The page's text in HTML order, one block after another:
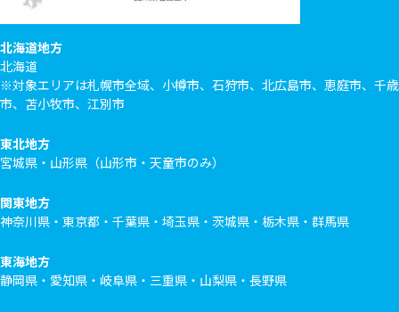
北海道地方
北海道
※対象エリアは札幌市全域、小樽市、石狩市、北広島市、恵庭市、千歳
市、苫小牧市、江別市
東北地方
宮城県・山形県（山形市・天童市のみ）
関東地方
神奈川県・東京都・千葉県・埼玉県・茨城県・栃木県・群馬県
東海地方
静岡県・愛知県・岐阜県・三重県・山梨県・長野県